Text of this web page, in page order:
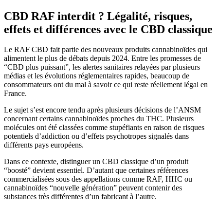
CBD RAF interdit ? Légalité, risques,
effets et différences avec le CBD classique
Le RAF CBD fait partie des nouveaux produits cannabinoïdes qui
alimentent le plus de débats depuis 2024. Entre les promesses de
“CBD plus puissant”, les alertes sanitaires relayées par plusieurs
médias et les évolutions réglementaires rapides, beaucoup de
consommateurs ont du mal à savoir ce qui reste réellement légal en
France.
Le sujet s’est encore tendu après plusieurs décisions de l’ANSM
concernant certains cannabinoïdes proches du THC. Plusieurs
molécules ont été classées comme stupéfiants en raison de risques
potentiels d’addiction ou d’effets psychotropes signalés dans
différents pays européens.
Dans ce contexte, distinguer un CBD classique d’un produit
“boosté” devient essentiel. D’autant que certaines références
commercialisées sous des appellations comme RAF, HHC ou
cannabinoïdes “nouvelle génération” peuvent contenir des
substances très différentes d’un fabricant à l’autre.